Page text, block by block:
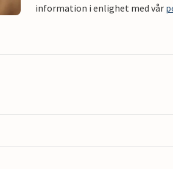
information i enlighet med vår